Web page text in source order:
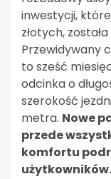
inwestycji,
złotych,
Przewidywany
to sześć
odcinka o
szerokość
metra. Nowe
przede
komfortu
użytkowników.